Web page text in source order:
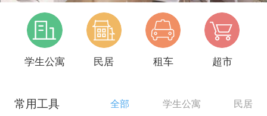
学生公寓 民居 租车 超市
常用工具 全部 学生公寓 民居